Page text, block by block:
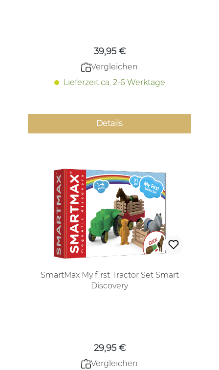
39,95 €
Vergleichen
Lieferzeit ca. 2-6 Werktage
Details
SmartMax My first Tractor Set Smart
Discovery
29,95 €
Vergleichen